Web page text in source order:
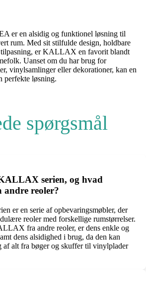
er en alsidig og funktionel løsning til
rum. Med sit stilfulde design, holdbare
er KALLAX en favorit blandt
Uanset om du har brug for
vinylsamlinger eller dekorationer, kan en
løsning.
spørgsmål
serien, og hvad
andre reoler?
er en serie af opbevaringsmøbler, der
reoler med forskellige rumstørrelser.
fra andre reoler, er dens enkle og
dens alsidighed i brug, da den kan
af alt fra bøger og skuffer til vinylplader